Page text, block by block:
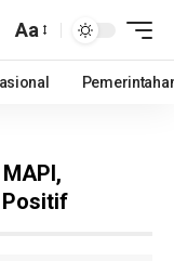
Aa
Positif